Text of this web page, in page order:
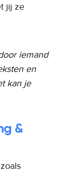
jij ze
iemand
en
kan je
&